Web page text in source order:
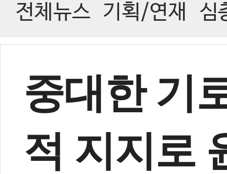
전체뉴스 기획/연재 심
중대한 기
적 지지로